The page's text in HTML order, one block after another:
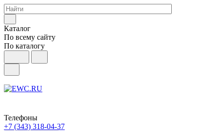
Каталог
По всему сайту
По каталогу
Телефоны
+7 (343) 318-04-37